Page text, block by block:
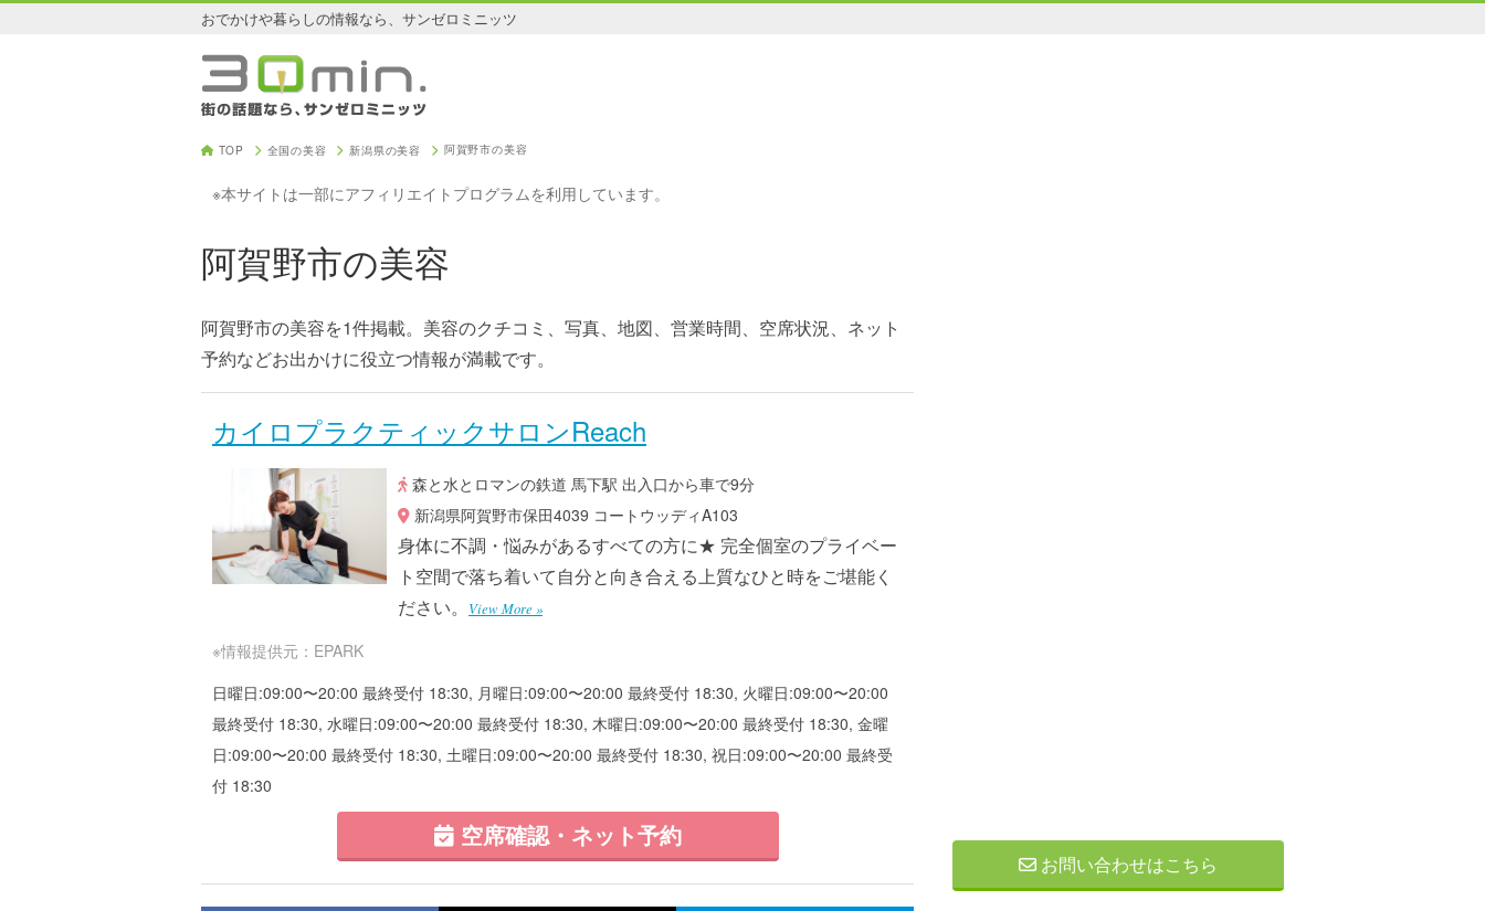
おでかけや暮らしの情報なら、サンゼロミニッツ
TOP 全国の美容 新潟県の美容 阿賀野市の美容
※本サイトは一部にアフィリエイトプログラムを利用しています。
阿賀野市の美容
阿賀野市の美容を1件掲載。美容のクチコミ、写真、地図、営業時間、空席状況、ネット
予約などお出かけに役立つ情報が満載です。
カイロプラクティックサロンReach
森と水とロマンの鉄道 馬下駅 出入口から車で9分
新潟県阿賀野市保田4039 コートウッディA103
身体に不調・悩みがあるすべての方に★ 完全個室のプライベー
ト空間で落ち着いて自分と向き合える上質なひと時をご堪能く
ださい。
View More »
※情報提供元：EPARK
日曜日:09:00〜20:00 最終受付 18:30, 月曜日:09:00〜20:00 最終受付 18:30, 火曜日:09:00〜20:00
最終受付 18:30, 水曜日:09:00〜20:00 最終受付 18:30, 木曜日:09:00〜20:00 最終受付 18:30, 金曜
日:09:00〜20:00 最終受付 18:30, 土曜日:09:00〜20:00 最終受付 18:30, 祝日:09:00〜20:00 最終受
付 18:30
空席確認・ネット予約
お問い合わせはこちら